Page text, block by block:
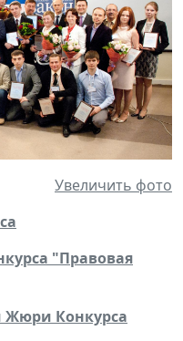
Увеличить фото
"Правовая
Жюри Конкурса